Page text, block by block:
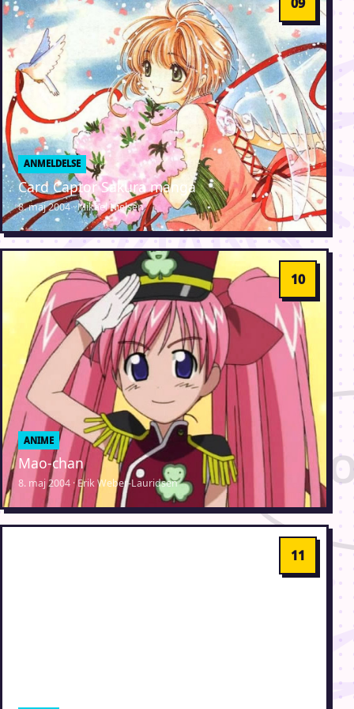
ANMELDELSE
Card Captor Sakura manga
8. maj 2004 · Mikael Nielsen
ANIME
Mao-chan
8. maj 2004 · Erik Weber-Lauridsen